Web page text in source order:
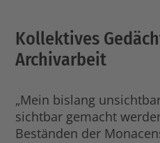
Kollektives
Archivarbeit
„Mein bislang
sichtbar gemacht
Beständen der